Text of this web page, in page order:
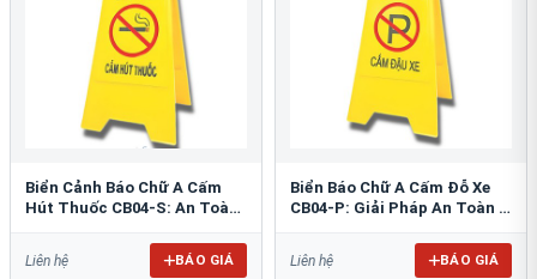
Biển Cảnh Báo Chữ A Cấm
Hút Thuốc CB04-S: An Toàn
Liên hệ BÁO GIÁ
Biển Báo Chữ A Cấm Đỗ Xe
CB04-P: Giải Pháp An Toàn &
Liên hệ BÁO GIÁ